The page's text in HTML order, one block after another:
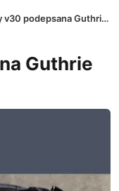
Victory v30 podepsana Guthrie Govan
Guthrie